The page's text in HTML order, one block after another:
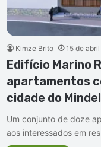
Kimze Brito 15 de
Edifício Marino
apartamentos
cidade do
Um conjunto de doze
aos interessados em